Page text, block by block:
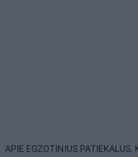
APIE EGZOTINIUS